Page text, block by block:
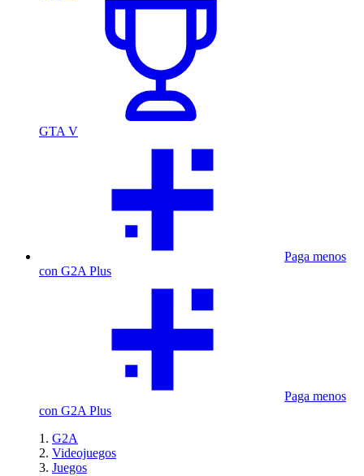
GTA V
Paga menos
con G2A Plus
Paga menos
con G2A Plus
G2A
Videojuegos
Juegos